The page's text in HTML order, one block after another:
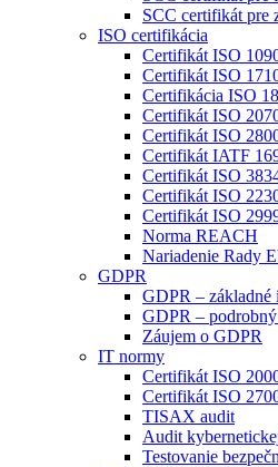
SCC certifikát pre
ISO certifikácia
Certifikát ISO
Certifikát ISO
Certifikácia ISO
Certifikát ISO
Certifikát ISO
Certifikát IATF
Certifikát ISO
Certifikát ISO
Certifikát ISO
Norma REACH
Nariadenie Rady
GDPR
GDPR – základné
GDPR –
Záujem o GDPR
IT normy
Certifikát ISO
Certifikát ISO
TISAX audit
Audit
Testovanie